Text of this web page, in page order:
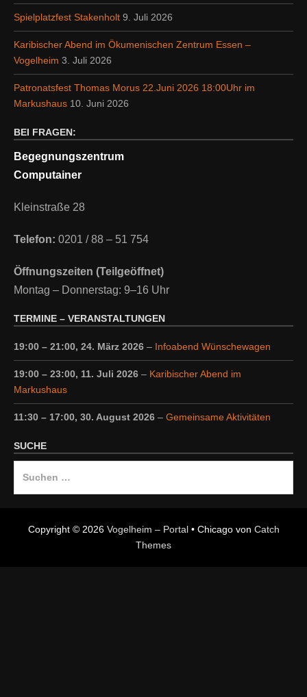
Spielplatzfest Stakenholt 9. Juli 2026
Karibischer Abend im Ökumenischen Zentrum Essen –
Vogelheim 3. Juli 2026
Patronatsfest Thomas Morus 22.Juni 2026 18:00Uhr im
Markushaus 10. Juni 2026
BEI FRAGEN:
Begegnungszentrum
Computainer
Kleinstraße 28
Telefon: 0201 / 88 – 51 754
Öffnungszeiten (Teilgeöffnet)
Montag – Donnerstag: 9–16 Uhr
TERMINE – VERANSTALTUNGEN
19:00 – 21:00, 24. März 2026 – Infoabend Wünschewagen
19:00 – 23:00, 11. Juli 2026 – Karibischer Abend im
Markushaus
11:30 – 17:00, 30. August 2026 – Gemeinsame Aktivitäten
SUCHE
Copyright © 2026 Vogelheim – Portal• Chicago von Catch
Themes